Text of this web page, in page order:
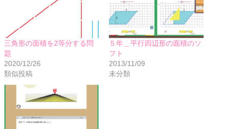
三角形の面積を2等分する問
題
2020/12/26
類似投稿
５年＿平行四辺形の面積のソ
フト
2013/11/09
未分類